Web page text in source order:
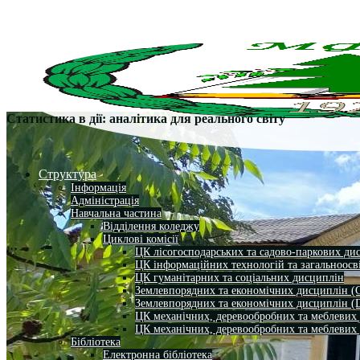
Структура
Інформація
Адміністрація
Навчальна частина
Відділення коледжу
Циклові комісії
ЦК лісогосподарських та садово-паркових
ЦК інформаційних технологій та
ЦК гуманітарних та соціальних дисциплін
Землевпорядних та економічних дисциплін
Землевпорядних та економічних дисциплін
ЦК механічних, деревообробних та
ЦК механічних, деревообробних та
Бібліотека
Електронна бібліотека
Статистика в дії: аналітика для реального світу